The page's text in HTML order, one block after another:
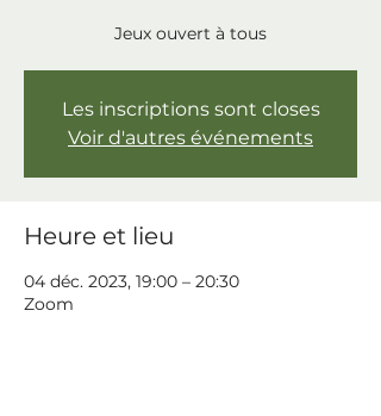
Jeux ouvert à tous
Les inscriptions sont closes
Voir d'autres événements
Heure et lieu
04 déc. 2023, 19:00 – 20:30
Zoom